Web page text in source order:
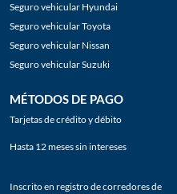
Seguro vehicular Hyundai
Seguro vehicular Toyota
Seguro vehicular Nissan
Seguro vehicular Suzuki
MÉTODOS DE PAGO
Tarjetas de crédito y débito
Hasta 12 meses sin intereses
Inscrito en registro de corredores de